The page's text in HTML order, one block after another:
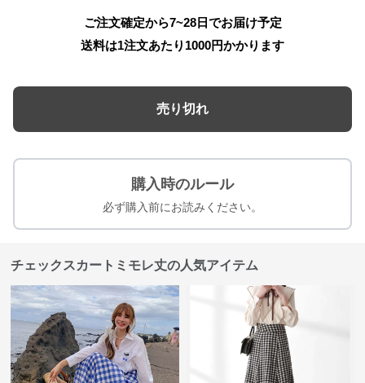
ご注文確定から7~28日でお届け予定
送料は1注文あたり 1000円かかります
売り切れ
購入時のルール
必ず購入前にお読みください。
チェックスカートミモレ丈の人気アイテム